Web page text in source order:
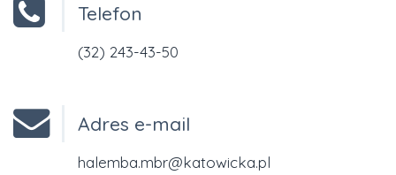
Telefon
(32) 243-43-50
Adres e-mail
halemba.mbr@katowicka.pl